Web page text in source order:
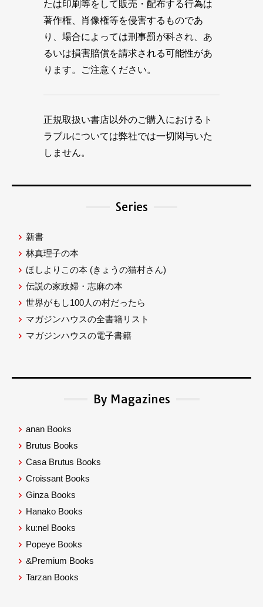
たは印刷等をして販売・配布する行為は
著作権、肖像権等を侵害するものであ
り、場合によっては刑事罰が科され、あ
るいは損害賠償を請求される可能性があ
ります。ご注意ください。
正規取扱い書店以外のご購入におけるト
ラブルについては弊社では一切関与いた
しません。
Series
新書
林真理子の本
ほしよりこの本 (きょうの猫村さん)
伝説の家政婦・志麻の本
世界がもし100人の村だったら
マガジンハウスの全書籍リスト
マガジンハウスの電子書籍
By Magazines
anan Books
Brutus Books
Casa Brutus Books
Croissant Books
Ginza Books
Hanako Books
ku:nel Books
Popeye Books
&Premium Books
Tarzan Books